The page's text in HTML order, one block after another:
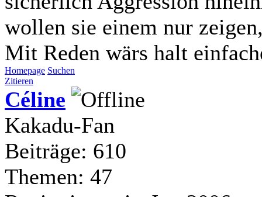
wollen sie einem nur
Mit Reden wärs halt
Homepage Suchen
Zitieren
Céline
Kakadu-Fan
Beiträge: 610
Themen: 47